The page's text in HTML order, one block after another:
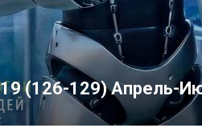
(126-129) Апрель-